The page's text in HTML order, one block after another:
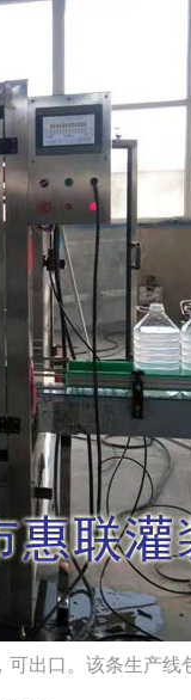
出口。该条生产线